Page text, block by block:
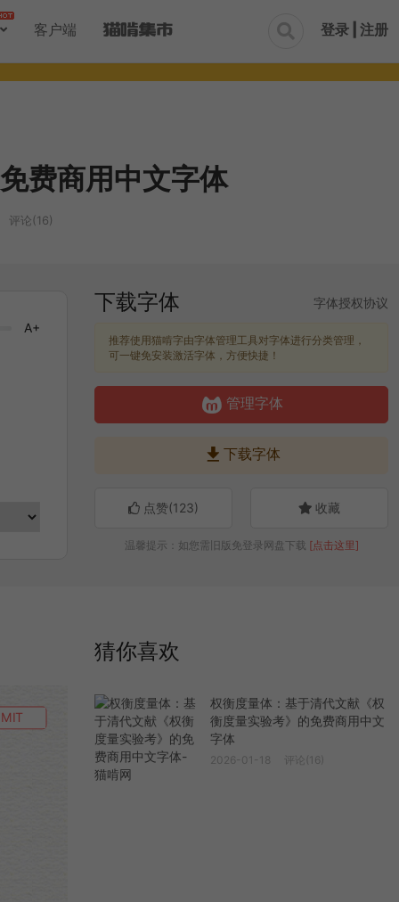
客户端  登录 | 注册
费商用中文字体
评论(16)
A+
下载字体 字体授权协议
推荐使用猫啃字由字体管理工具对字体进行分类管理，
可一键免安装激活字体，方便快捷！
管理字体
 下载字体
点赞(123) 收藏
温馨提示：如您需旧版免登录网盘下载 [点击这里]
MIT
猜你喜欢
权衡度量体：基于清代文献《权
衡度量实验考》的免费商用中文
字体
2026-01-18 评论(16)